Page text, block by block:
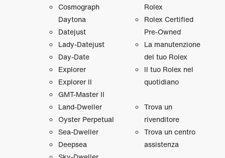
Cosmograph
Daytona
Datejust
Lady‑Datejust
Day‑Date
Explorer
Explorer II
GMT‑Master II
Land‑Dweller
Oyster Perpetual
Sea‑Dweller
Deepsea
Rolex
Rolex Certified
Pre‑Owned
La manutenzione
del tuo Rolex
Il tuo Rolex nel
quotidiano
Trova un
rivenditore
Trova un centro
assistenza